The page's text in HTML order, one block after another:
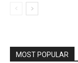
MOST POPULAR